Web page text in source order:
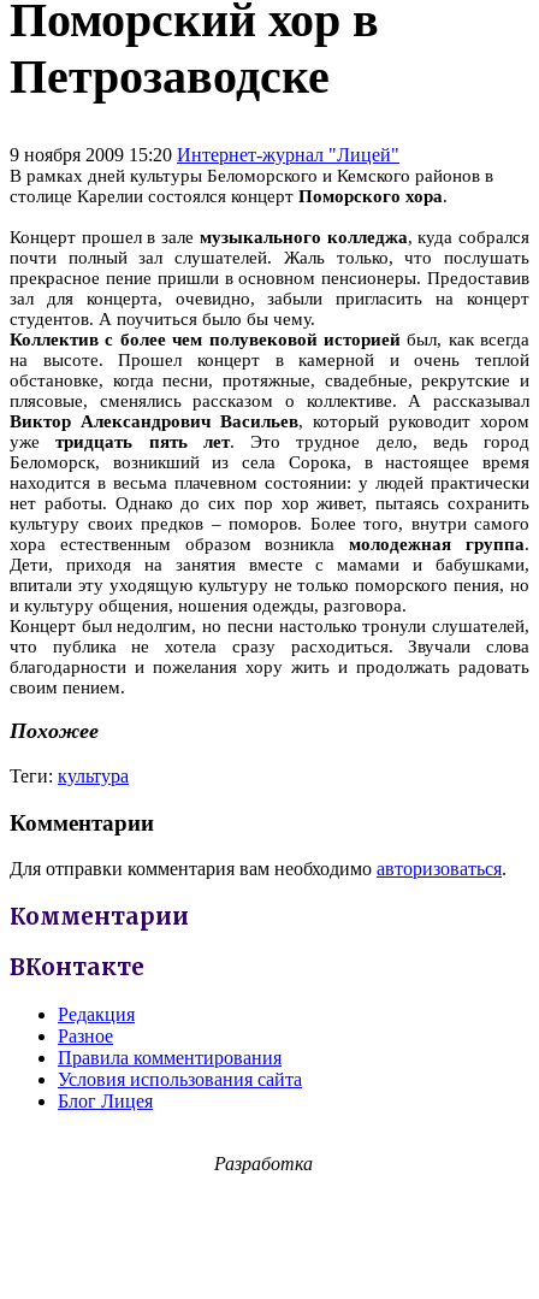
Поморский хор в
Петрозаводске
9 ноября 2009 15:20 Интернет-журнал "Лицей"
В рамках дней культуры Беломорского и Кемского районов в
столице Карелии состоялся концерт Поморского хора.
Концерт прошел в зале музыкального колледжа, куда собрался
почти полный зал слушателей. Жаль только, что послушать
прекрасное пение пришли в основном пенсионеры. Предоставив
зал для концерта, очевидно, забыли пригласить на концерт
студентов. А поучиться было бы чему.
Коллектив с более чем полувековой историейбыл, как всегда
на высоте. Прошел концерт в камерной и очень теплой
обстановке, когда песни, протяжные, свадебные, рекрутские и
плясовые, сменялись рассказом о коллективе. А рассказывал
Виктор Александрович Васильев, который руководит хором
ужетридцать пять лет. Это трудное дело, ведь город
Беломорск, возникший из села Сорока, в настоящее время
находится в весьма плачевном состоянии: у людей практически
нет работы. Однако до сих пор хор живет, пытаясь сохранить
культуру своих предков – поморов. Более того, внутри самого
хора естественным образом возникла молодежная группа.
Дети, приходя на занятия вместе с мамами и бабушками,
впитали эту уходящую культуру не только поморского пения, но
и культуру общения, ношения одежды, разговора.
Концерт был недолгим, но песни настолько тронули слушателей,
что публика не хотела сразу расходиться. Звучали слова
благодарности и пожелания хору жить и продолжать радовать
своим пением.
Похожее
Теги: культура
Комментарии
Для отправки комментария вам необходимо авторизоваться.
Комментарии
ВКонтакте
Редакция
Разное
Правила комментирования
Условия использования сайта
Блог Лицея
Разработка